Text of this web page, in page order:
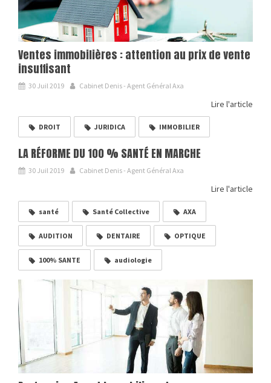
Ventes immobilières : attention au prix de vente
insuffisant
30 Juil 2019 Cabinet Denis - Agent Général Axa
Lire l'article
DROIT JURIDICA IMMOBILIER
LA RÉFORME DU 100 % SANTÉ EN MARCHE
30 Juil 2019 Cabinet Denis - Agent Général Axa
Lire l'article
santé Santé Collective AXA
AUDITION DENTAIRE OPTIQUE
100% SANTE audiologie